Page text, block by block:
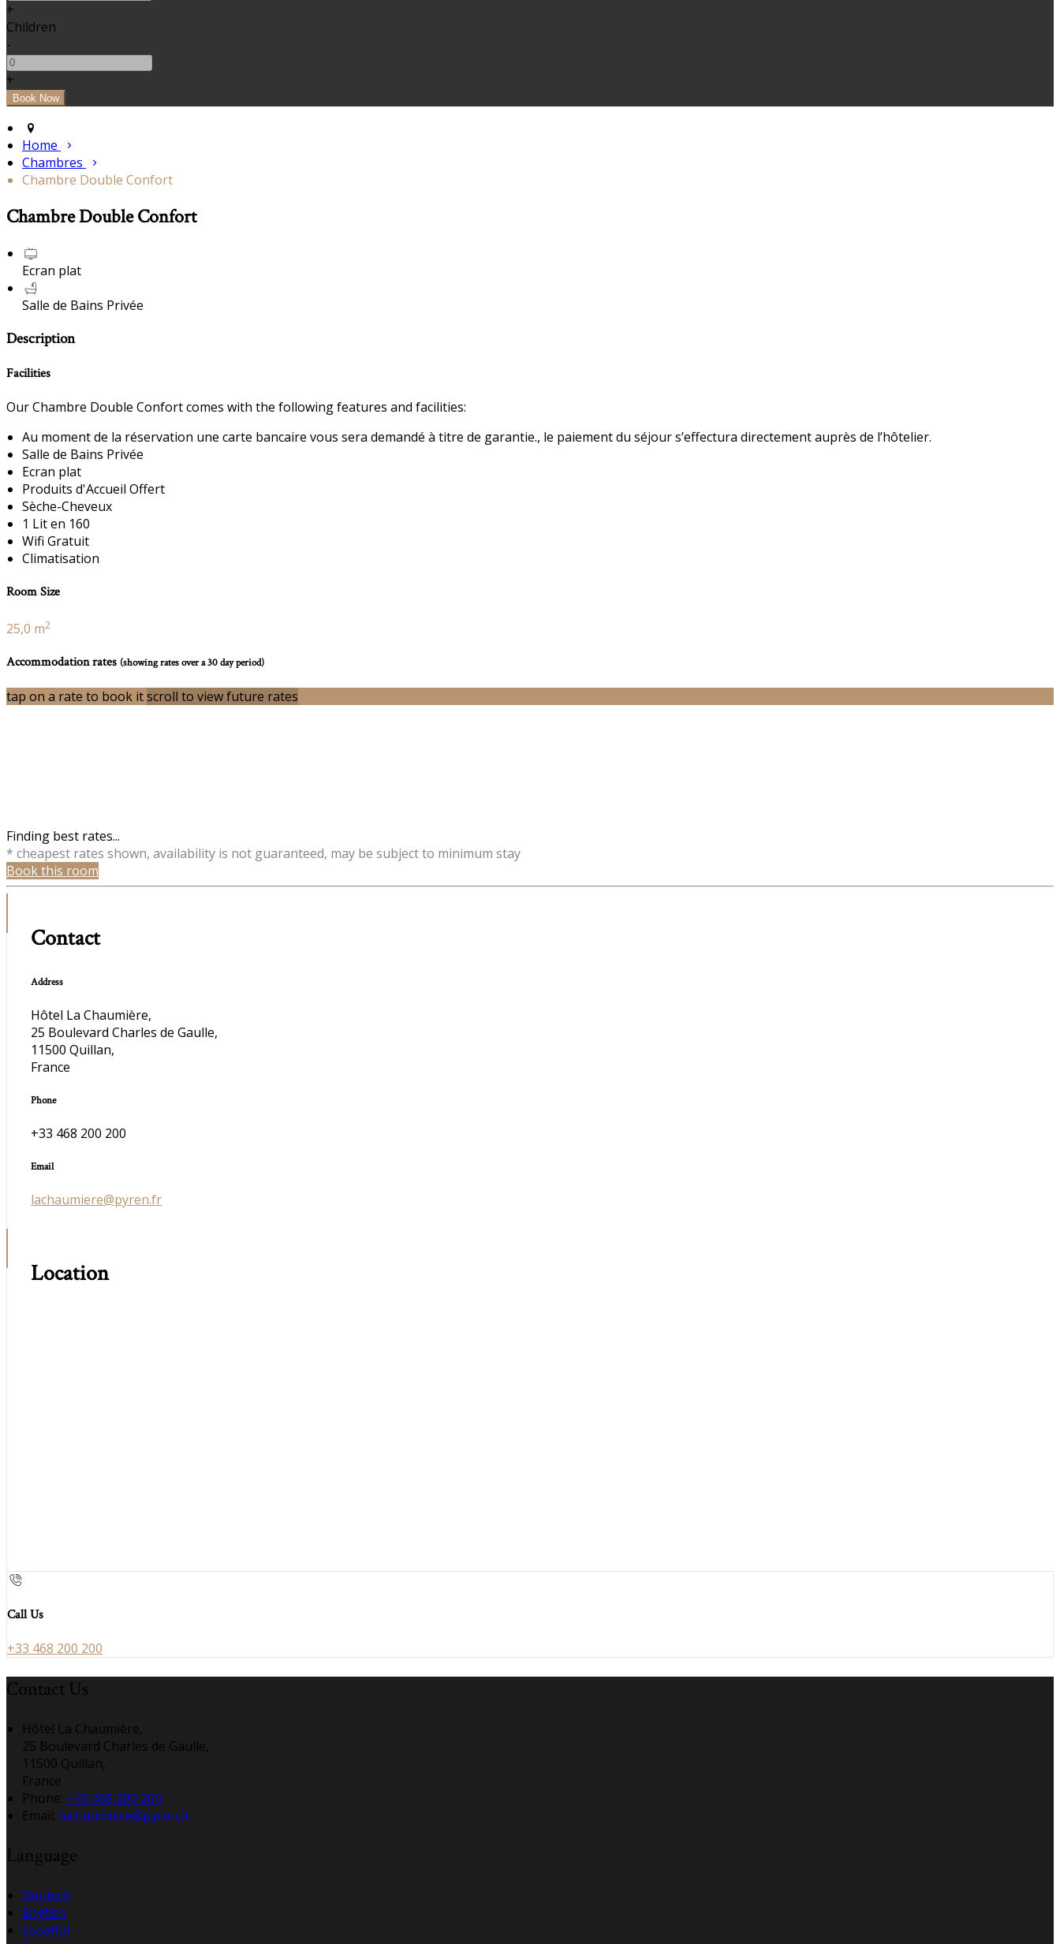
+
Children
-
+
Home
Chambres
Chambre Double Confort
Chambre Double Confort
Ecran plat
Salle de Bains Privée
Description
Facilities
Our Chambre Double Confort comes with the following features and facilities:
Au moment de la réservation une carte bancaire vous sera demandé à titre de garantie., le paiement du séjour s’effectura directement auprès de l’hôtelier.
Salle de Bains Privée
Ecran plat
Produits d'Accueil Offert
Sèche-Cheveux
1 Lit en 160
Wifi Gratuit
Climatisation
Room Size
25,0 m2
Accommodation rates (showing rates over a 30 day period)
tap on a rate to book itscroll to view future rates
Finding best rates...
* cheapest rates shown, availability is not guaranteed, may be subject to minimum stay
Book this room
Contact
Address
Hôtel La Chaumière,
25 Boulevard Charles de Gaulle,
11500 Quillan,
France
Phone
+33 468 200 200
Email
lachaumiere@pyren.fr
Location
Call Us
+33 468 200 200
Contact Us
Hôtel La Chaumière,
25 Boulevard Charles de Gaulle,
11500 Quillan,
France
Phone: +33 468 200 200
Email: lachaumiere@pyren.fr
Language
Deutsch
English
Español